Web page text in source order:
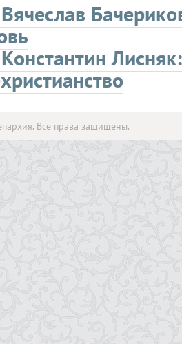
Все права защищены.